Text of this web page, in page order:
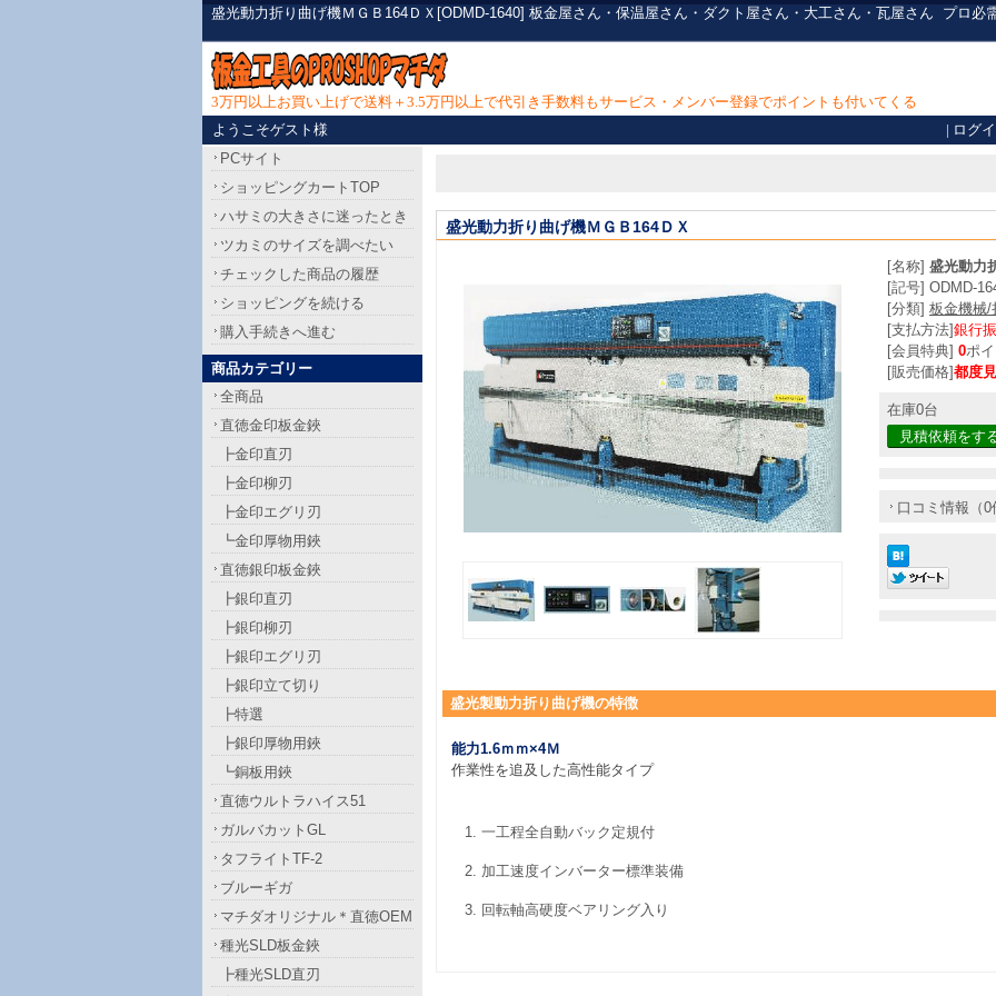
盛光動力折り曲げ機ＭＧＢ164ＤＸ[ODMD-1640] 板金屋さん・保温屋さん・ダクト屋さん・大工さん・瓦屋さん プロ必
3万円以上お買い上げで送料＋3.5万円以上で代引き手数料もサービス・メンバー登録でポイントも付いてくる
ようこそゲスト様 | ログ
盛光動力折り曲げ機ＭＧＢ164ＤＸ
[名称] 盛光動力
[記号] ODMD-
[分類] 板金機械/
[支払方法]銀行
[会員特典] 0ポ
[販売価格]都度
在庫0台
見積依頼をす
口コミ情報（0
盛光製動力折り曲げ機の特徴
能力1.6ｍｍ×4Ｍ
作業性を追及した高性能タイプ
一工程全自動バック定規付
加工速度インバーター標準装備
回転軸高硬度ベアリング入り
PCサイト
ショッピングカートTOP
ハサミの大きさに迷ったとき
ツカミのサイズを調べたい
チェックした商品の履歴
ショッピングを続ける
購入手続きへ進む
商品カテゴリー
全商品
直徳金印板金鋏
┣金印直刃
┣金印柳刃
┣金印エグリ刃
┗金印厚物用鋏
直徳銀印板金鋏
┣銀印直刃
┣銀印柳刃
┣銀印エグリ刃
┣銀印立て切り
┣特選
┣銀印厚物用鋏
┗銅板用鋏
直徳ウルトラハイス51
ガルバカットGL
タフライトTF-2
ブルーギガ
マチダオリジナル＊直徳OEM
種光SLD板金鋏
┣種光SLD直刃